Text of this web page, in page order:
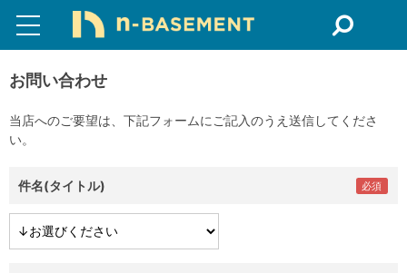
お問い合わせ
当店へのご要望は、下記フォームにご記入のうえ送信してくださ
い。
件名(タイトル)